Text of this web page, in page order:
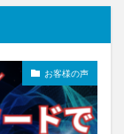
お客様の声